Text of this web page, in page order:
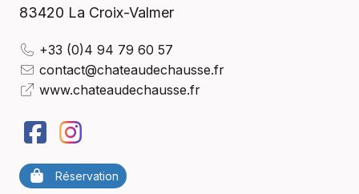
83420 La Croix-Valmer
+33 (0)4 94 79 60 57
contact@chateaudechausse.fr
www.chateaudechausse.fr
Réservation